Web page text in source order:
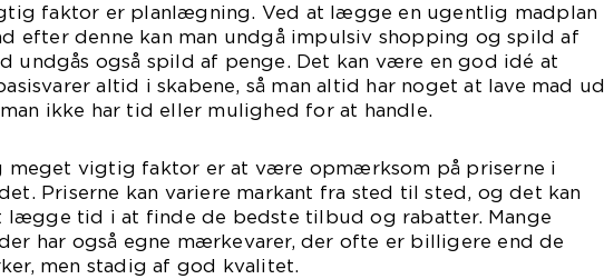
faktor er planlægning. Ved at lægge en ugentlig madplan
efter denne kan man undgå impulsiv shopping og spild af
undgås også spild af penge. Det kan være en god idé at
altid i skabene, så man altid har noget at lave mad ud
ikke har tid eller mulighed for at handle.
meget vigtig faktor er at være opmærksom på priserne i
Priserne kan variere markant fra sted til sted, og det kan
lægge tid i at finde de bedste tilbud og rabatter. Mange
har også egne mærkevarer, der ofte er billigere end de
men stadig af god kvalitet.